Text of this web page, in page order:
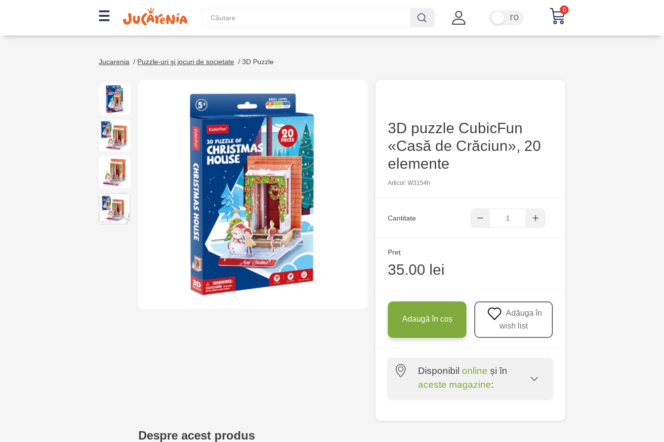
ro
0
Jucarenia / Puzzle-uri şi jocuri de societate / 3D Puzzle
3D puzzle CubicFun
«Casă de Crăciun», 20
elemente
Articol: W3154h
Cantitate
Preț
35.00 lei
Adaugă în coș
wish list
Disponibil online și în
aceste magazine:
6
Despre acest produs